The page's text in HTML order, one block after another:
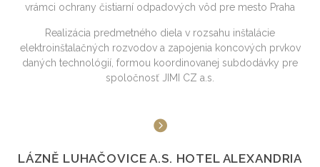
vrámci ochrany čistiarní odpadových vôd pre mesto Praha
Realizácia predmetného diela v rozsahu inštalácie
elektroinštalačných rozvodov a zapojenia koncových prvkov
daných technológií, formou koordinovanej subdodávky pre
spoločnosť JIMI CZ a.s.
LÁZNĚ LUHAČOVICE A.S. HOTEL ALEXANDRIA